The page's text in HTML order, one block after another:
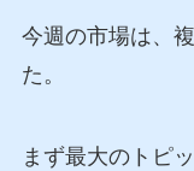
今週の市場は、
た。
まず最大のトピッ